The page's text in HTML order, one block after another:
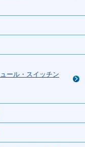
ール・スイッチン